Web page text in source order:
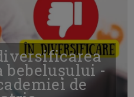
-
de